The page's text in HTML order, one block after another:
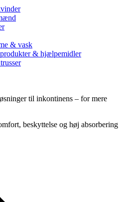
& vask
& hjælpemidler
til inkontinens – for mere
beskyttelse og høj absorbering